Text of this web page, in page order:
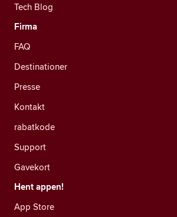
Tech Blog
Firma
FAQ
Destinationer
Presse
Kontakt
rabatkode
Support
Gavekort
Hent appen!
App Store